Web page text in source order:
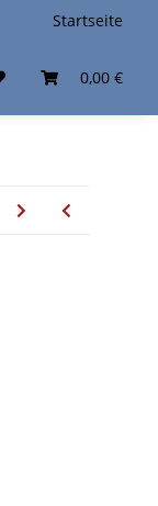
Startseite
0,00 €